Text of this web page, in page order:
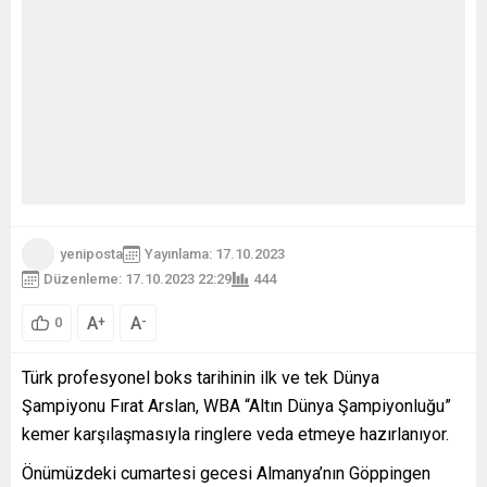
yeniposta
Yayınlama: 17.10.2023
Düzenleme: 17.10.2023 22:29
444
0 A+ A-
Türk profesyonel boks tarihinin ilk ve tek Dünya
Şampiyonu Fırat Arslan, WBA “Altın Dünya Şampiyonluğu”
kemer karşılaşmasıyla ringlere veda etmeye hazırlanıyor.
Önümüzdeki cumartesi gecesi Almanya’nın Göppingen